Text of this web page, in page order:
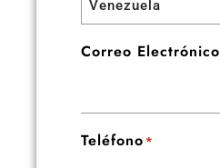
Correo Electrónico
Teléfono *